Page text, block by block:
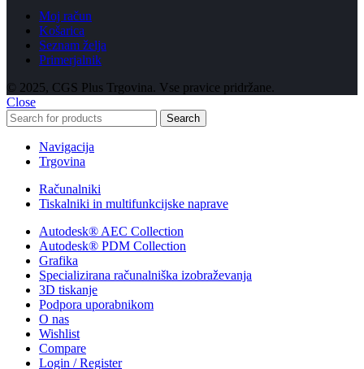
Moj račun
Košarica
Seznam želja
Primerjalnik
© 2025, CGS Plus Trgovina. Vse pravice pridržane.
Close
Search
Navigacija
Trgovina
Računalniki
Tiskalniki in multifunkcijske naprave
Autodesk® AEC Collection
Autodesk® PDM Collection
Grafika
Specializirana računalniška izobraževanja
3D tiskanje
Podpora uporabnikom
O nas
Wishlist
Compare
Login / Register